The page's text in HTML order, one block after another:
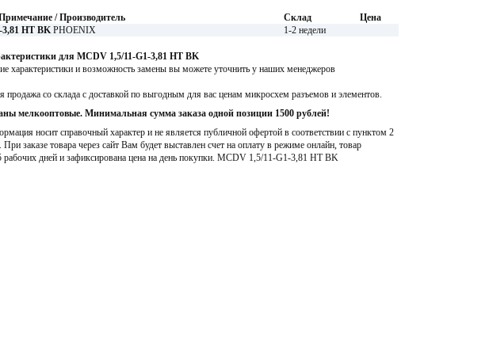
/ Производитель Склад
Цена
3,81 HT BKPHOENIX 1-2 недели
для MCDV 1,5/11-G1-3,81 HT BK
характеристики и возможность замены вы можете уточнить у наших менеджеров
продажа со склада с доставкой по выгодным для вас ценам микросхем разъемов и элементов.
мелкооптовые. Минимальная сумма заказа одной позиции 1500 рублей!
носит справочный характер и не является публичной офертой в соответствии с пунктом 2
заказе товара через сайт Вам будет выставлен счет на оплату в режиме онлайн, товар
рабочих дней и зафиксирована цена на день покупки. MCDV 1,5/11-G1-3,81 HT BK